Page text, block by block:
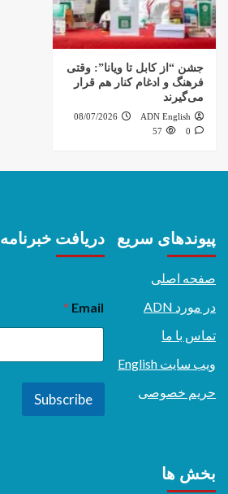
جشن “از کابل تا ویانا”: وقتی
فرهنگ و ادغام کنار هم قرار
می‌گیرند
ADN English
08/07/2026
0
57
پیوندهای سریع
صفحه اصلی
در مورد ADN
تماس با ما
ویب سایت English
حریم خصوصی
دریافت خبرنامه
Email
*
Subscribe
بخش ها